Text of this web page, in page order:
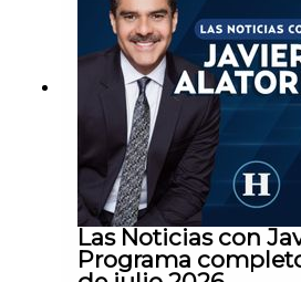
Las Noticias con
Programa